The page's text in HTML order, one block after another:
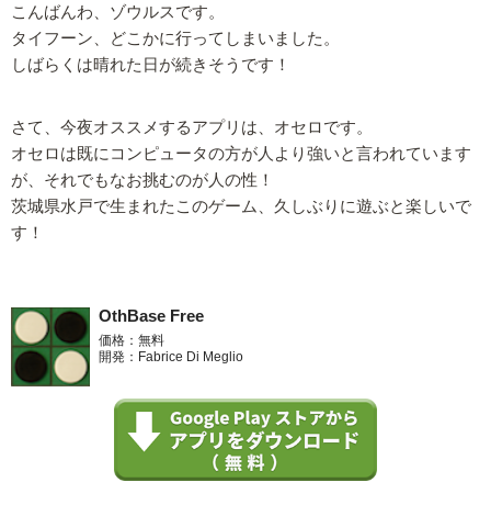
こんばんわ、ゾウルスです。
タイフーン、どこかに行ってしまいました。
しばらくは晴れた日が続きそうです！
さて、今夜オススメするアプリは、オセロです。
オセロは既にコンピュータの方が人より強いと言われています
が、それでもなお挑むのが人の性！
茨城県水戸で生まれたこのゲーム、久しぶりに遊ぶと楽しいで
す！
OthBase Free
価格：無料
開発：Fabrice Di Meglio